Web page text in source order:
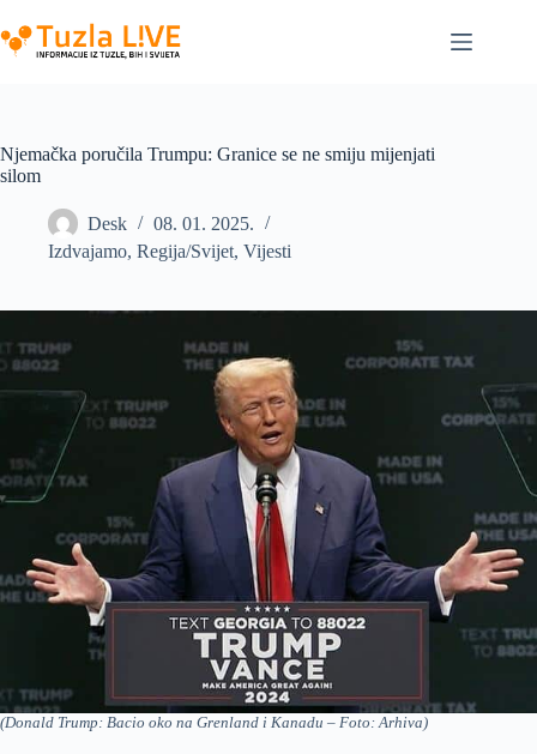
to
content
Njemačka poručila Trumpu: Granice se ne smiju mijenjati
silom
Desk
08. 01. 2025.
Izdvajamo, Regija/Svijet, Vijesti
(Donald Trump: Bacio oko na Grenland i Kanadu – Foto: Arhiva)